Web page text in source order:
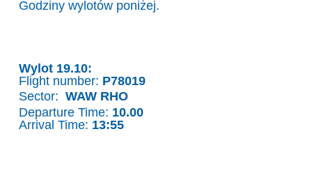
Godziny wylotów poniżej.
Wylot 19.10:
Flight number: P78019
Sector: WAW RHO
Departure Time: 10.00
Arrival Time: 13:55